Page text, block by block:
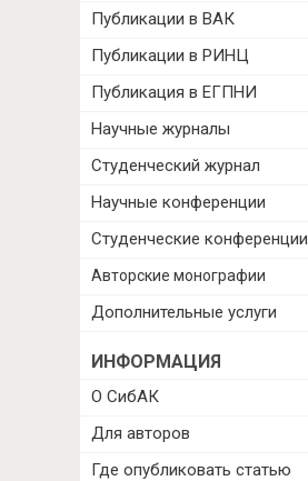
Публикации в ВАК
Публикации в РИНЦ
Публикация в ЕГПНИ
Научные журналы
Студенческий журнал
Научные конференции
Студенческие конференции
Авторские монографии
Дополнительные услуги
ИНФОРМАЦИЯ
О СибАК
Для авторов
Где опубликовать статью